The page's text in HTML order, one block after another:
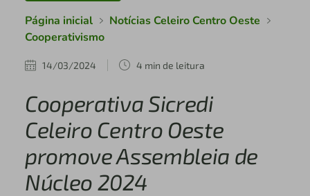
Página inicial
Notícias Celeiro Centro Oeste
Cooperativismo
14/03/2024 4 min de leitura
Cooperativa Sicredi
Celeiro Centro Oeste
promove Assembleia de
Núcleo 2024